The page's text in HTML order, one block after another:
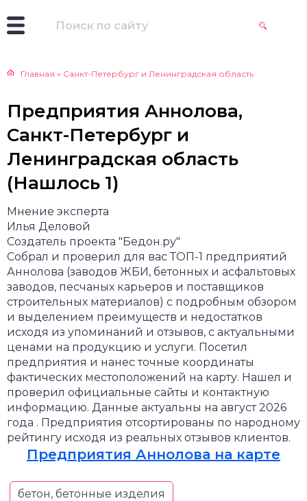
Главная » Санкт-Петербург и Ленинградская область
Предприятия Аннолова,
Санкт-Петербург и
Ленинградская область
(Нашлось 1)
Мнение эксперта
Илья Деловой
Создатель проекта "Бедон.ру"
Собрал и проверил для вас ТОП-1 предприятий
Аннолова (заводов ЖБИ, бетонных и асфальтовых
заводов, песчаных карьеров и поставщиков
строительных материалов) с подробным обзором
и выделением преимуществ и недостатков
исходя из упоминаний и отзывов, с актуальными
ценами на продукцию и услуги. Посетил
предприятия и нанес точные координаты
фактических местоположений на карту. Нашел и
проверил официальные сайты и контактную
информацию. Данные актуальны на август 2026
года . Предприятия отсортированы по народному
рейтингу исходя из реальных отзывов клиентов.
Предприятия Аннолова на карте
бетон, бетонные изделия